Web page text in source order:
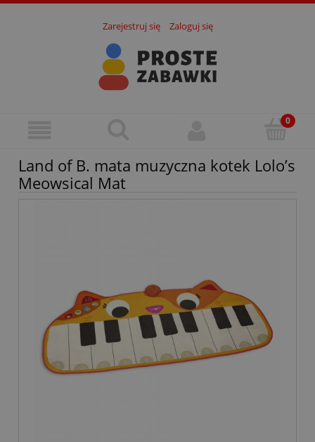
Zarejestruj się Zaloguj się
Land of B. mata muzyczna kotek Lolo’s
Meowsical Mat